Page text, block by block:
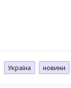
Україна новини